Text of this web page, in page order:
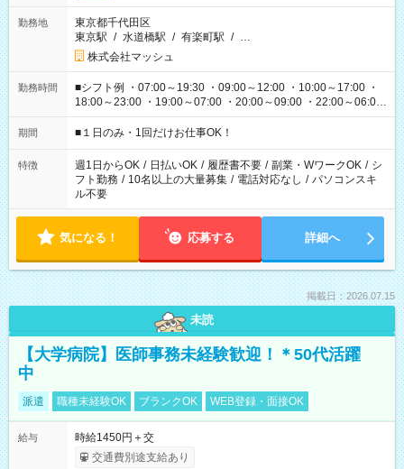
勤務地
東京都千代田区
東京駅 / 水道橋駅 / 有楽町駅 / …
株式会社マッシュ
勤務時間
■シフト例 ・07:00～19:30 ・09:00～12:00 ・10:00～17:00 ・
18:00～23:00 ・19:00～07:00 ・20:00～09:00 ・22:00～06:00
etc ★最短で3時間で5,120円のお仕事から 15時間で2万円近く稼
げるお仕事も！ ご希望のお時間に合わせてご紹介！ ※シフトは
ください！
期間 ■１日のみ・1回だけお仕事OK！
特徴 週1日からOK / 日払いOK / 履歴書不要 / 副業・WワークOK / シ
フト勤務 / 10名以上の大量募集 / 電話対応なし / パソコンスキ
ル不要
気になる！ 応募する 詳細へ
掲載日：2026.07.15
未読
【大学病院】医師事務未経験歓迎！＊50代活躍
中
派遣 職種未経験OK ブランクOK WEB登録・面接OK
給与
時給1450円＋交
交通費別途支給あり